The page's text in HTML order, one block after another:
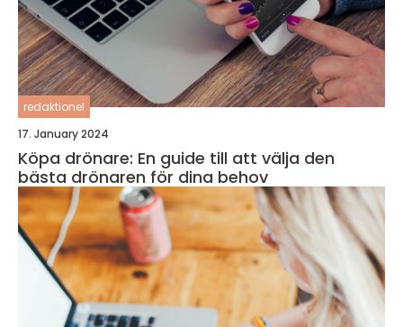
redaktionel
17. January 2024
Köpa drönare: En guide till att välja den
bästa drönaren för dina behov